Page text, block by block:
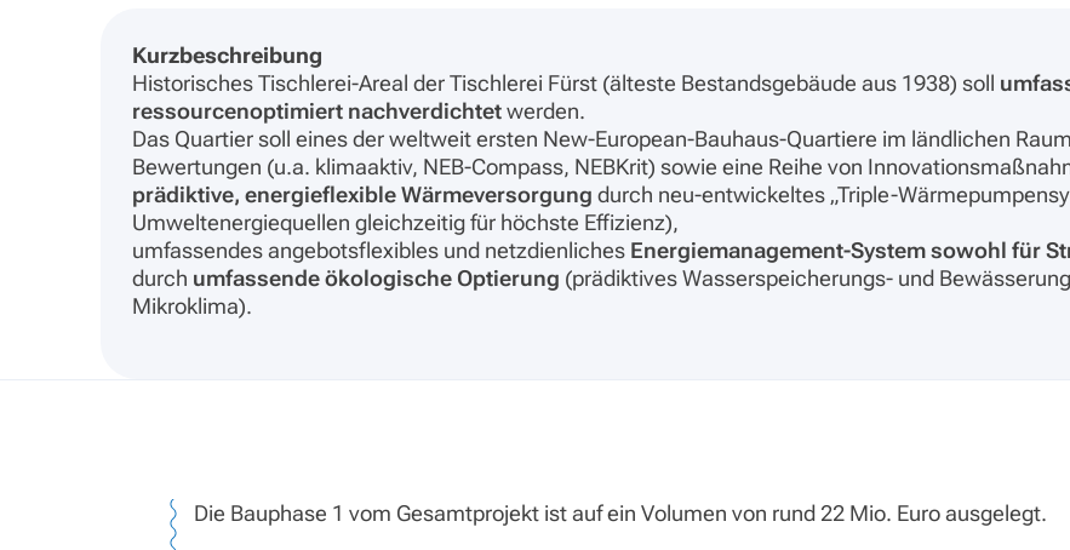
Kurzbeschreibung
Historisches Tischlerei-Areal der Tischlerei Fürst (älteste Bestandsgebäude aus 1938) soll
ressourcenoptimiert nachverdichtetwerden.
Das Quartier soll eines der weltweit ersten New-European-Bauhaus-Quartiere im ländlichen
Bewertungen (u.a. klimaaktiv, NEB-Compass, NEBKrit) sowie eine Reihe von
prädiktive, energieflexible Wärmeversorgung durch neu-entwickeltes „Triple-
Umweltenergiequellen gleichzeitig für höchste Effizienz),
umfassendes angebotsflexibles und netzdienliches Energiemanagement-System sowohl für
durch umfassende ökologische Optierung (prädiktives Wasserspeicherungs- und
Mikroklima).
Die Bauphase 1 vom Gesamtprojekt ist auf ein Volumen von rund 22 Mio. Euro ausgelegt.